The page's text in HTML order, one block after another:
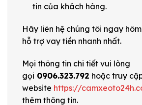
tin của khách hàng.
Hãy liên hệ chúng tôi ngay
hỗ trợ vay tiền nhanh nhất.
Mọi thông tin chi tiết vui lòng
gọi 0906.323.792 hoặc truy
website https://
thêm thông tin.